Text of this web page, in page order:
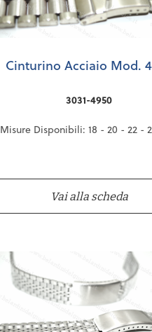
Cinturino Acciaio Mod.
3031-4950
Misure Disponibili: 18 - 20 - 22 -
Vai alla scheda